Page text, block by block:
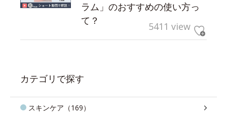
ラム」のおすすめの使い方っ
て？
5411 view
カテゴリで探す
スキンケア（169）